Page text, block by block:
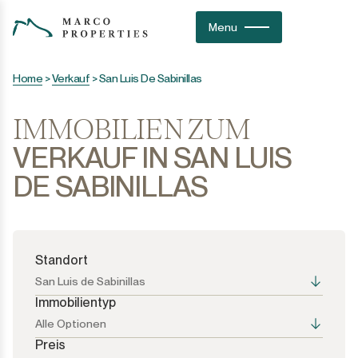
Menu
Home >Verkauf >San Luis De Sabinillas
IMMOBILIEN ZUM
VERKAUF IN SAN LUIS
DE SABINILLAS
Standort
San Luis de Sabinillas
Alle Optionen
Immobilientyp
Alle Optionen
Alle Optionen
Preis